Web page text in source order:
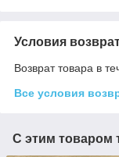
Условия
Возврат товара в
Все условия
С этим товаром